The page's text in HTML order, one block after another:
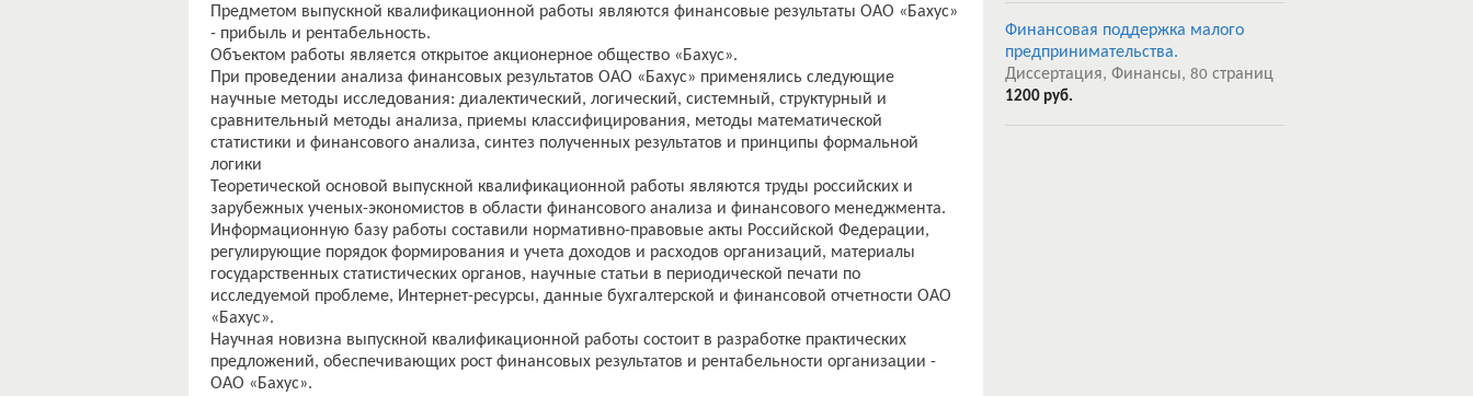
Предметом выпускной квалификационной работы являются финансовые результаты ОАО «Бахус»
- прибыль и рентабельность.
Объектом работы является открытое акционерное общество «Бахус».
При проведении анализа финансовых результатов ОАО «Бахус» применялись следующие
научные методы исследования: диалектический, логический, системный, структурный и
сравнительный методы анализа, приемы классифицирования, методы математической
статистики и финансового анализа, синтез полученных результатов и принципы формальной
логики
Теоретической основой выпускной квалификационной работы являются труды российских и
зарубежных ученых-экономистов в области финансового анализа и финансового менеджмента.
Информационную базу работы составили нормативно-правовые акты Российской Федерации,
регулирующие порядок формирования и учета доходов и расходов организаций, материалы
государственных статистических органов, научные статьи в периодической печати по
исследуемой проблеме, Интернет-ресурсы, данные бухгалтерской и финансовой отчетности ОАО
«Бахус».
Научная новизна выпускной квалификационной работы состоит в разработке практических
предложений, обеспечивающих рост финансовых результатов и рентабельности организации -
ОАО «Бахус».
Финансовая поддержка малого
предпринимательства.
Диссертация, Финансы, 80 страниц
1200 руб.